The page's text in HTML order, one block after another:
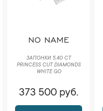
NO NAME
ЗАПОНКИ 5,40 CT
PRINCESS CUT DIAMONDS
WHITE GO
373 500 руб.